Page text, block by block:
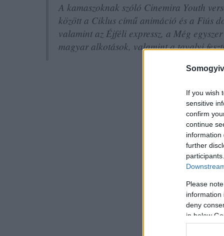
If you wish
sensitive
confirm
continue
information
further
Please
information
deny
in below
A kamaszoknak szóló Cinemira Youth
között a Ciklus című animáció és a Fiús
valamint az Éjféli expressz, a Még
magyar alkotások, valamint a tavalyi